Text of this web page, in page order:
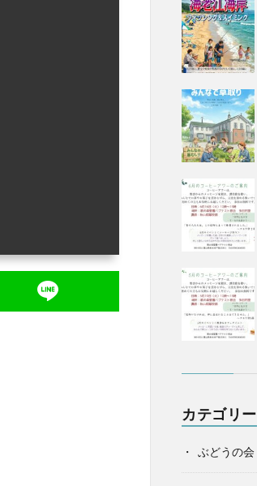
カテゴリー
ぶどうの会